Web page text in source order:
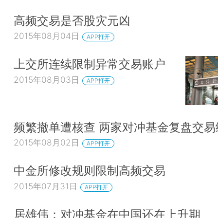
高频交易是否股灾元凶
2015年08月04日 APP打开
上交所连续限制异常交易账户
2015年08月03日 APP打开
频繁撤单遭核查 两家对冲基金复盘交
2015年08月02日 APP打开
中金所修改规则限制高频交易
2015年07月31日 APP打开
居雄伟：对冲基金在中国还在上升期